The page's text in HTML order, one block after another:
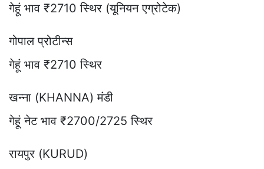
गेहूं भाव ₹2710 स्थिर (यूनियन एग्रोटेक)
गोपाल प्रोटीन्स
गेहूं भाव ₹2710 स्थिर
खन्ना (KHANNA) मंडी
गेहूं नेट भाव ₹2700/2725 स्थिर
रायपुर (KURUD)